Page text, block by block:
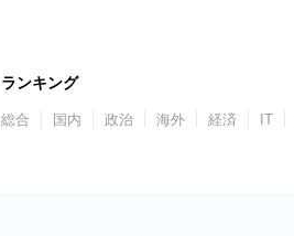
ランキング
総合 国内 政治 海外 経済 IT